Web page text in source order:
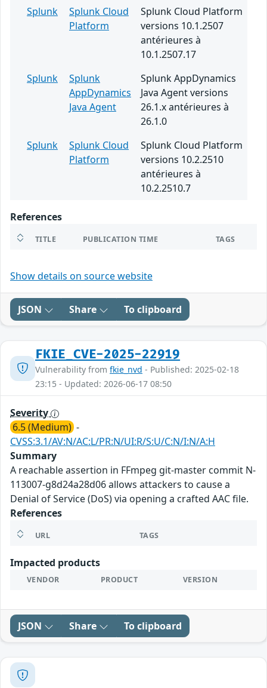
Splunk
Splunk Cloud
Platform
Splunk Cloud Platform
versions 10.1.2507
antérieures à
10.1.2507.17
Splunk
Splunk
AppDynamics
Java Agent
Splunk AppDynamics
Java Agent versions
26.1.x antérieures à
26.1.0
Splunk
Splunk Cloud
Platform
Splunk Cloud Platform
versions 10.2.2510
antérieures à
10.2.2510.7
References
TITLE PUBLICATION TIME TAGS
Show details on source website
JSON Share To clipboard
FKIE_CVE-2025-22919
Vulnerability from fkie_nvd - Published: 2025-02-18
23:15 - Updated: 2026-06-17 08:50
Severity
6.5 (Medium) -
CVSS:3.1/AV:N/AC:L/PR:N/UI:R/S:U/C:N/I:N/A:H
Summary
A reachable assertion in FFmpeg git-master commit N-
113007-g8d24a28d06 allows attackers to cause a
Denial of Service (DoS) via opening a crafted AAC file.
References
URL TAGS
Impacted products
VENDOR PRODUCT VERSION
JSON Share To clipboard